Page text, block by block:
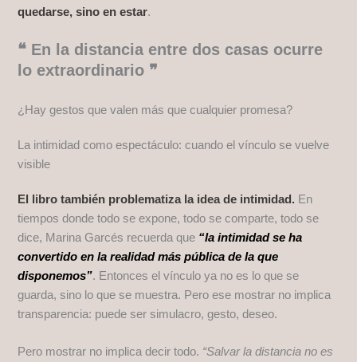
quedarse, sino en estar.
❝ En la distancia entre dos casas ocurre
lo extraordinario ❞
¿Hay gestos que valen más que cualquier promesa?
La intimidad como espectáculo: cuando el vínculo se vuelve
visible
El libro también problematiza la idea de intimidad. En
tiempos donde todo se expone, todo se comparte, todo se
dice, Marina Garcés recuerda que “la intimidad se ha
convertido en la realidad más pública de la que
disponemos”. Entonces el vínculo ya no es lo que se
guarda, sino lo que se muestra. Pero ese mostrar no implica
transparencia: puede ser simulacro, gesto, deseo.
Pero mostrar no implica decir todo. “Salvar la distancia no es